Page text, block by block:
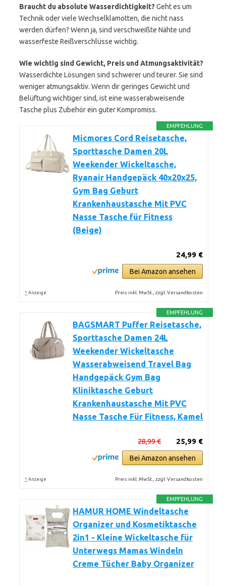
Braucht du absolute Wasserdichtigkeit? Geht es um
Technik oder viele Wechselklamotten, die nicht nass
werden dürfen? Wenn ja, sind verschweißte Nähte und
wasserfeste Reißverschlüsse wichtig.
Wie wichtig sind Gewicht, Preis und Atmungsaktivität?
Wasserdichte Lösungen sind schwerer und teurer. Sie sind
weniger atmungsaktiv. Wenn dir geringes Gewicht und
Belüftung wichtiger sind, ist eine wasserabweisende
Tasche plus Zubehör ein guter Kompromiss.
EMPFEHLUNG
Micmores Cord Reisetasche,
Sporttasche Damen 20L
Weekender Wickeltasche,
Ryanair Handgepäck 40x20x25,
Gym Bag Geburt
Krankenhaustasche Mit PVC
Nasse Tasche für Fitness
(Beige)
24,99 €
Bei Amazon ansehen
* Anzeige Preis inkl. MwSt., zzgl. Versandkosten
EMPFEHLUNG
BAGSMART Puffer Reisetasche,
Sporttasche Damen 24L
Weekender Wickeltasche
Wasserabweisend Travel Bag
Handgepäck Gym Bag
Kliniktasche Geburt
Krankenhaustasche Mit PVC
Nasse Tasche Für Fitness, Kamel
25,99 €
28,99 €
Bei Amazon ansehen
* Anzeige Preis inkl. MwSt., zzgl. Versandkosten
EMPFEHLUNG
HAMUR HOME Windeltasche
Organizer und Kosmetiktasche
2in1 - Kleine Wickeltasche für
Unterwegs Mamas Windeln
Creme Tücher Baby Organizer